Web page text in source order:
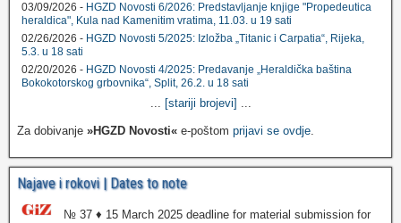
03/09/2026 - HGZD Novosti 6/2026: Predstavljanje knjige "Propedeutica
heraldica", Kula nad Kamenitim vratima, 11.03. u 19 sati
02/26/2026 - HGZD Novosti 5/2025: Izložba „Titanic i Carpatia“, Rijeka,
5.3. u 18 sati
02/20/2026 - HGZD Novosti 4/2025: Predavanje „Heraldička baština
Bokokotorskog grbovnika“, Split, 26.2. u 18 sati
... [stariji brojevi] ...
Za dobivanje »HGZD Novosti« e-poštom prijavi se ovdje.
Najave i rokovi | Dates to note
№ 37 ♦ 15 March 2025 deadline for material submission for